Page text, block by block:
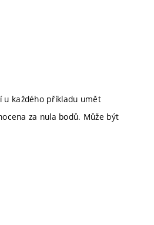
u každého příkladu umět
za nula bodů. Může být